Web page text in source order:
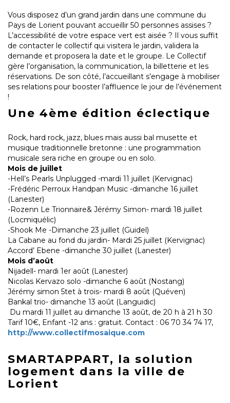
Vous disposez d’un grand jardin dans une commune du
Pays de Lorient pouvant accueillir 50 personnes assises ?
L’accessibilité de votre espace vert est aisée ? Il vous suffit
de contacter le collectif qui visitera le jardin, validera la
demande et proposera la date et le groupe. Le Collectif
gère l’organisation, la communication, la billetterie et les
réservations. De son côté, l’accueillant s’engage à mobiliser
ses relations pour booster l’affluence le jour de l’événement
!
Une 4ème édition éclectique
Rock, hard rock, jazz, blues mais aussi bal musette et
musique traditionnelle bretonne : une programmation
musicale sera riche en groupe ou en solo.
Mois de juillet
-Hell’s Pearls Unplugged -mardi 11 juillet (Kervignac)
-Frédéric Perroux Handpan Music -dimanche 16 juillet
(Lanester)
-Rozenn Le Trionnaire& Jérémy Simon- mardi 18 juillet
(Locmiquélic)
-Shook Me -Dimanche 23 juillet (Guidel)
La Cabane au fond du jardin- Mardi 25 juillet (Kervignac)
Accord’ Ebene -dimanche 30 juillet (Lanester)
Mois d’août
Nijadell- mardi 1er août (Lanester)
Nicolas Kervazo solo -dimanche 6 août (Nostang)
Jérémy simon 5tet à trois- mardi 8 août (Quéven)
Bankal trio- dimanche 13 août (Languidic)
Du mardi 11 juillet au dimanche 13 août, de 20 h à 21 h 30
Tarif 10€, Enfant -12 ans : gratuit. Contact : 06 70 34 74 17,
http://www.collectifmosaique.com
SMARTAPPART, la solution
logement dans la ville de
Lorient